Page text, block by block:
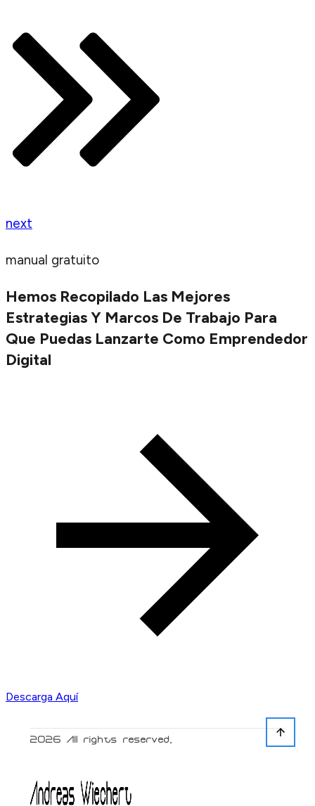
next
manual gratuito
Hemos Recopilado Las Mejores
Estrategias Y Marcos De Trabajo Para
Que Puedas Lanzarte Como Emprendedor
Digital
Descarga Aquí
2026 All rights reserved.